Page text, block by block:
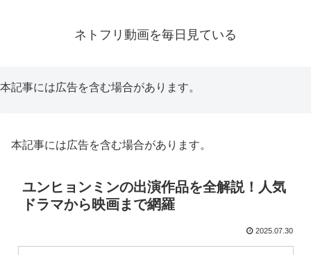
ネトフリ動画を毎日見ている
本記事には広告を含む場合があります。
本記事には広告を含む場合があります。
ユンヒョンミンの出演作品を全解説！人気
ドラマから映画まで網羅
2025.07.30